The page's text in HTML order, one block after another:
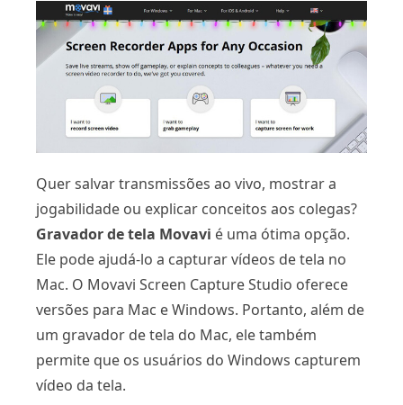
Quer salvar transmissões ao vivo, mostrar a
jogabilidade ou explicar conceitos aos colegas?
Gravador de tela Movavi é uma ótima opção.
Ele pode ajudá-lo a capturar vídeos de tela no
Mac. O Movavi Screen Capture Studio oferece
versões para Mac e Windows. Portanto, além de
um gravador de tela do Mac, ele também
permite que os usuários do Windows capturem
vídeo da tela.